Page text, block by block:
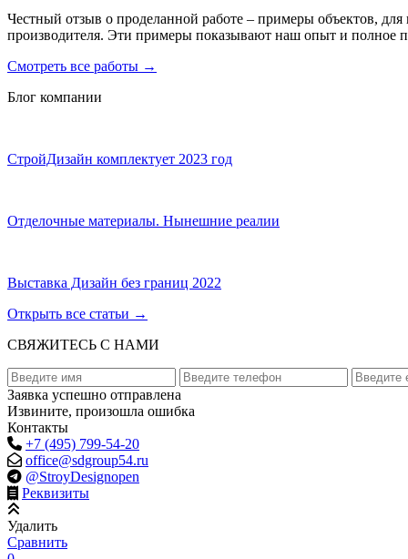
Честный отзыв о проделанной работе – примеры объектов,
производителя. Эти примеры показывают наш опыт и полное
Смотреть все работы →
Блог компании
СтройДизайн комплектует 2023 год
Отделочные материалы. Нынешние реалии
Выставка Дизайн без границ 2022
Открыть все статьи →
СВЯЖИТЕСЬ С НАМИ
Заявка успешно отправлена
Извините, произошла ошибка
Контакты
+7 (495) 799-54-20
office@sdgroup54.ru
@StroyDesignopen
Реквизиты
Удалить
Сравнить